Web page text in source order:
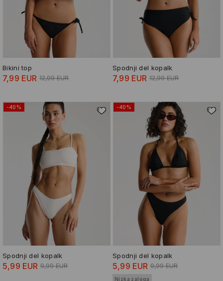
Bikini top
7,99 EUR 12,99 EUR
Spodnji del kopalk
7,99 EUR 12,99 EUR
-40%
Spodnji del kopalk
5,99 EUR 9,99 EUR
-40%
Spodnji del kopalk
5,99 EUR 9,99 EUR
Nizka zaloga